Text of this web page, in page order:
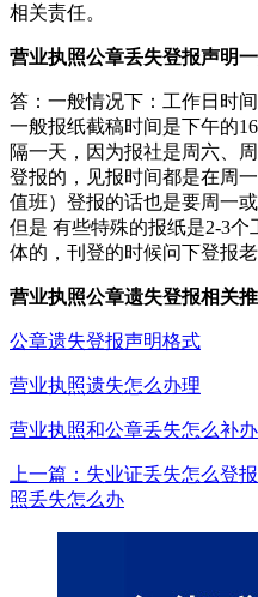
相关责任。
营业执照公章丢失登报声明
答：一般情况下：工作日时
一般报纸截稿时间是下午的
隔一天，因为报社是周六、
登报的，见报时间都是在周
值班）登报的话也是要周一或
但是 有些特殊的报纸是2-3
体的，刊登的时候问下登报
营业执照公章遗失登报相关推
公章遗失登报声明格式
营业执照遗失怎么办理
营业执照和公章丢失怎么补办
上一篇：失业证丢失怎么登
照丢失怎么办